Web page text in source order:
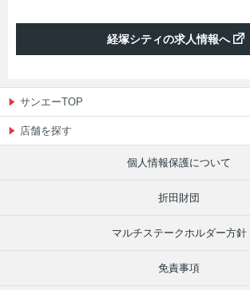
経塚シティの求人情報へ
サンエーTOP
店舗を探す
個人情報保護について
折田財団
マルチステークホルダー方針
免責事項